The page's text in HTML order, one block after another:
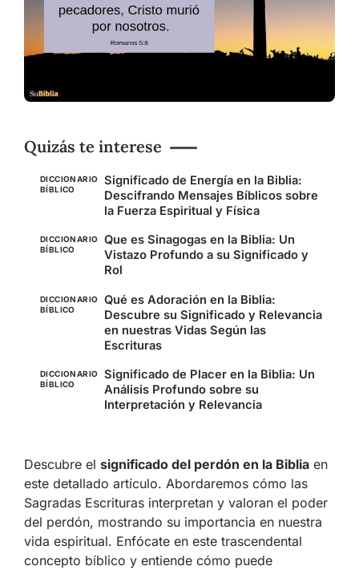
Quizás te interese
DICCIONARIO
BÍBLICO
Significado de Energía en la Biblia:
Descifrando Mensajes Bíblicos sobre
la Fuerza Espiritual y Física
DICCIONARIO
BÍBLICO
Que es Sinagogas en la Biblia: Un
Vistazo Profundo a su Significado y
Rol
DICCIONARIO
BÍBLICO
Qué es Adoración en la Biblia:
Descubre su Significado y Relevancia
en nuestras Vidas Según las
Escrituras
DICCIONARIO
BÍBLICO
Significado de Placer en la Biblia: Un
Análisis Profundo sobre su
Interpretación y Relevancia
Descubre el significado del perdón en la Biblia en
este detallado artículo. Abordaremos cómo las
Sagradas Escrituras interpretan y valoran el poder
del perdón, mostrando su importancia en nuestra
vida espiritual. Enfócate en este trascendental
concepto bíblico y entiende cómo puede